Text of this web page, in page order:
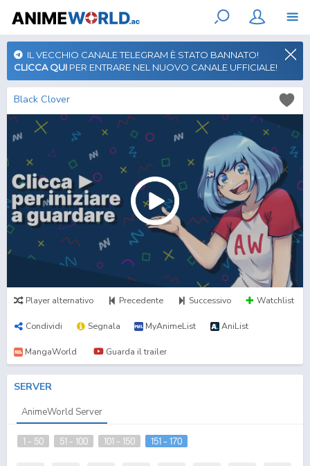
IL VECCHIO CANALE TELEGRAM È STATO BANNATO!
CLICCA QUI PER ENTRARE NEL NUOVO CANALE UFFICIALE!
Black Clover
Player alternativo Precedente Successivo Watchlist
Condividi Segnala MyAnimeList AniList
MangaWorld Guarda il trailer
SERVER
AnimeWorld Server
1 - 50 51 - 100 101 - 150 151 - 170